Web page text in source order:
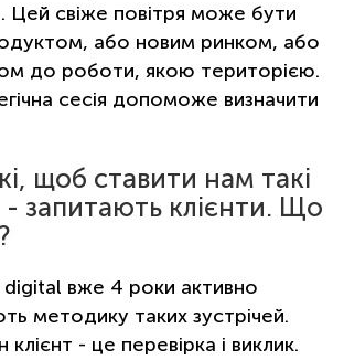
Цей свіже повітря може бути
або новим ринком, або
до роботи, якою територією.
сесія допоможе визначити
щоб ставити нам такі
- запитають клієнти. Що
digital вже 4 роки активно
методику таких зустрічей.
- це перевірка і виклик.